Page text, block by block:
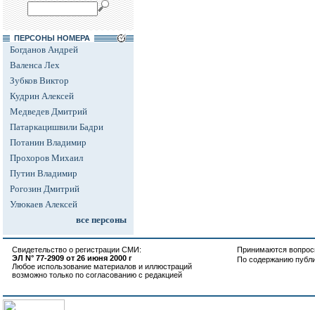
ПЕРСОНЫ НОМЕРА
Богданов Андрей
Валенса Лех
Зубков Виктор
Кудрин Алексей
Медведев Дмитрий
Патаркацишвили Бадри
Потанин Владимир
Прохоров Михаил
Путин Владимир
Рогозин Дмитрий
Улюкаев Алексей
все персоны
Свидетельство о регистрации СМИ:
ЭЛ N° 77-2909 от 26 июня 2000 г
Любое использование материалов и иллюстраций
возможно только по согласованию с редакцией
Принимаются
По содержанию